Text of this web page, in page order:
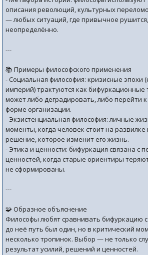
описания революций, культурных
— любых ситуаций, где привычное
неопределённо.
---
📚 Примеры философского применения
- Социальная философия: кризисные эпохи
империй) трактуются как бифуркационные
может либо деградировать, либо перейти
форме организации.
- Экзистенциальная философия: личные
моменты, когда человек стоит на
решение, которое изменит его жизнь.
- Этика и ценности: бифуркация связана с
ценностей, когда старые ориентиры
не сформированы.
---
🧩 Образное объяснение
Философы любят сравнивать бифуркацию с
до неё путь был один, но в критический
несколько тропинок. Выбор — не только
результат усилий, решений и ценностей.